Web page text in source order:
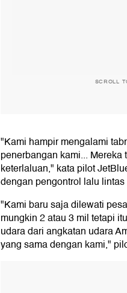
SCROLL
"Kami hampir mengalami
penerbangan kami...
keterlaluan," kata pilot
dengan pengontrol lalu lintas
"Kami baru saja dilewati
mungkin 2 atau 3 mil tetapi
udara dari angkatan udara
yang sama dengan kami,"